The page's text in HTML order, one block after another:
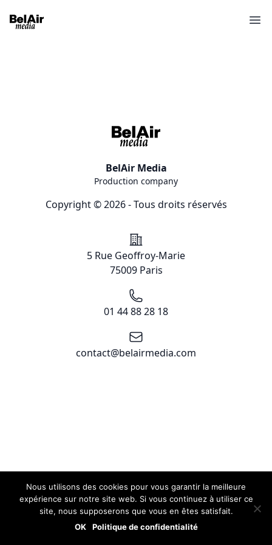
BelAir Media
Production company
Copyright © 2026 - Tous droits réservés
Addresse
5 Rue Geoffroy-Marie
75009 Paris
Téléphone
01 44 88 28 18
Email
contact@belairmedia.com
Nous utilisons des cookies pour vous garantir la meilleure
expérience sur notre site web. Si vous continuez à utiliser ce
site, nous supposerons que vous en êtes satisfait.
OK
Politique de confidentialité